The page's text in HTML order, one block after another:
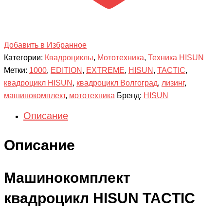
Добавить в Избранное
Категории: Квадроциклы, Мототехника, Техника HISUN
Метки: 1000, EDITION , EXTREME, HISUN , TACTIC,
квадроцикл HISUN , квадроцикл Волгоград, лизинг,
машинокомплект, мототехника Бренд: HISUN
Описание
Описание
Машинокомплект
квадроцикл HISUN TACTIC